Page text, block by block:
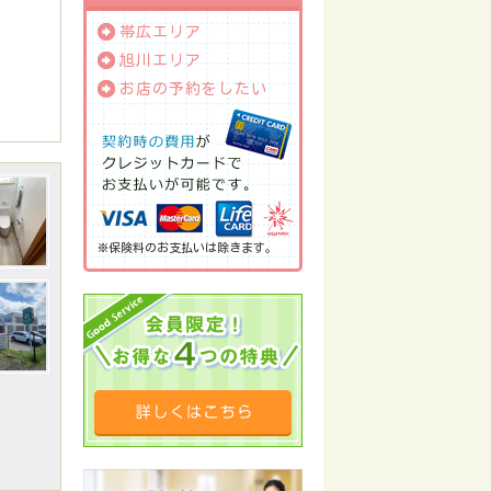
帯広エリア
旭川エリア
お店の予約をしたい
※保険料のお支払いは除きます。